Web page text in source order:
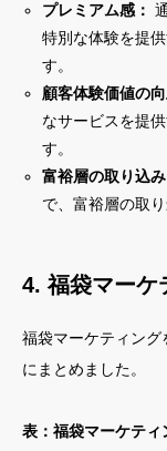
プレミアム感：
特別な体験を提
す。
顧客体験価値の向
なサービスを提
す。
富裕層の取り込み
で、富裕層の取
4. 福袋マーケ
福袋マーケティン
にまとめました。
表：福袋マーケテ